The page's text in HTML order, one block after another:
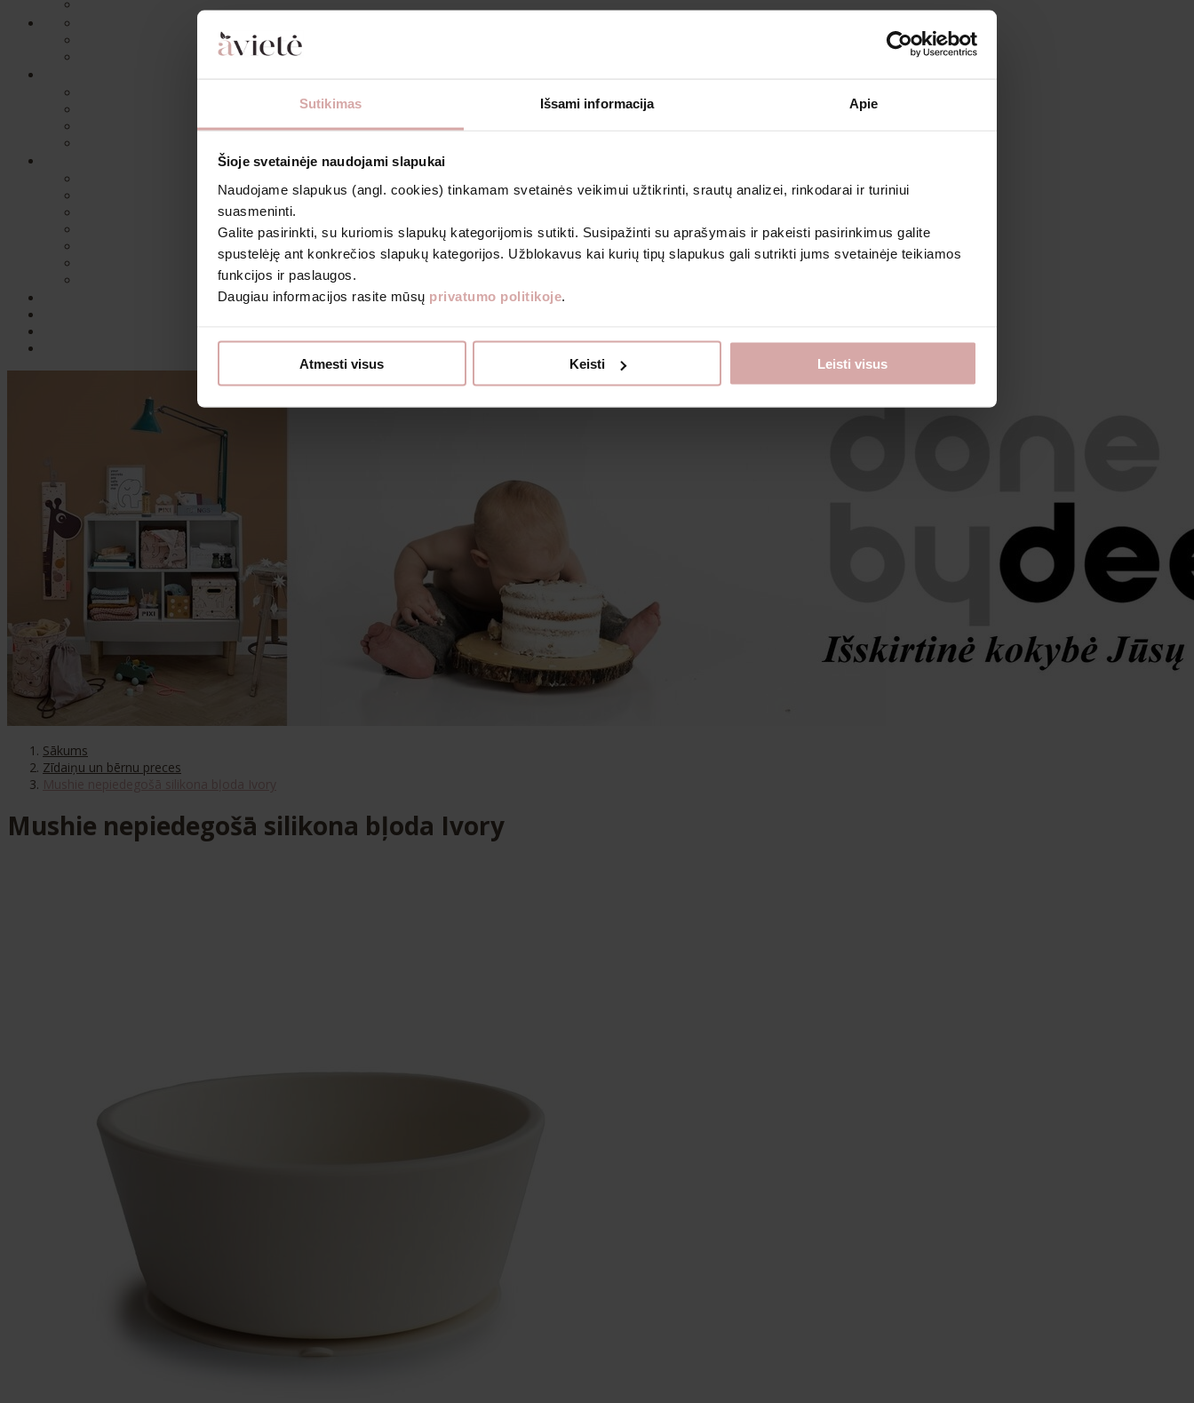
Sutikimas Išsami informacija Apie
Šioje svetainėje naudojami slapukai
Naudojame slapukus (angl. cookies) tinkamam svetainės veikimui užtikrinti, srautų analizei, rinkodarai ir turiniui
suasmeninti.
Galite pasirinkti, su kuriomis slapukų kategorijomis sutikti. Susipažinti su aprašymais ir pakeisti pasirinkimus galite
spustelėję ant konkrečios slapukų kategorijos. Užblokavus kai kurių tipų slapukus gali sutrikti jums svetainėje teikiamos
funkcijos ir paslaugos.
Daugiau informacijos rasite mūsų privatumo politikoje.
Atmesti visus Keisti Leisti visus
Romperi un kombinezoni
Grāmatas bērniem
Par Avietė
Sākums
Zīdaiņu un bērnu preces
Mushie nepiedegošā silikona bļoda Ivory
Sutinku gauti naujienlaiškius ir kitą informaciją nurodytu el. paštu.
Daugiau informacijos, kaip tvarkome duomenis, skaitykite Privatumo politikoje.